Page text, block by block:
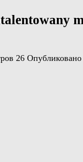
26 Опубликовано